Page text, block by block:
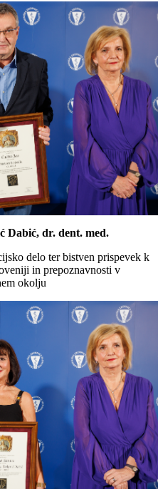
Dabić, dr. dent. med.
delo ter bistven prispevek k
in prepoznavnosti v
okolju